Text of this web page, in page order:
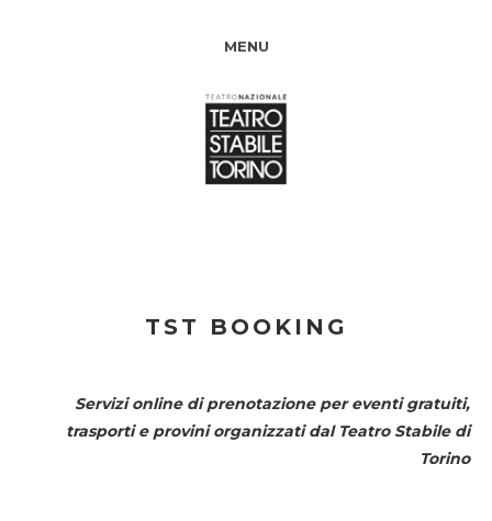
MENU
TST BOOKING
Servizi online di prenotazione per eventi gratuiti,
trasporti e provini organizzati dal Teatro Stabile di
Torino